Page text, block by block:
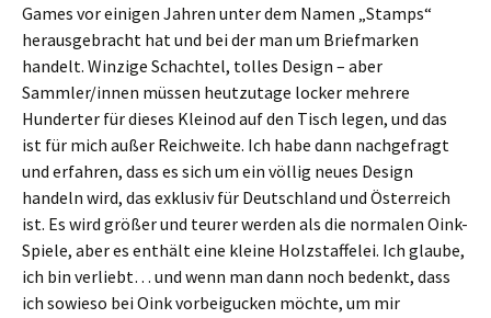
Games vor einigen Jahren unter dem Namen „Stamps“
herausgebracht hat und bei der man um Briefmarken
handelt. Winzige Schachtel, tolles Design – aber
Sammler/innen müssen heutzutage locker mehrere
Hunderter für dieses Kleinod auf den Tisch legen, und das
ist für mich außer Reichweite. Ich habe dann nachgefragt
und erfahren, dass es sich um ein völlig neues Design
handeln wird, das exklusiv für Deutschland und Österreich
ist. Es wird größer und teurer werden als die normalen Oink-
Spiele, aber es enthält eine kleine Holzstaffelei. Ich glaube,
ich bin verliebt… und wenn man dann noch bedenkt, dass
ich sowieso bei Oink vorbeigucken möchte, um mir